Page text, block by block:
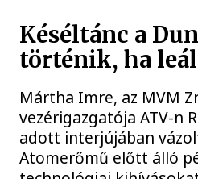
Késéltánc a
történik, ha
Mártha Imre, az MVM
vezérigazgatója ATV-n
adott interjújában
Atomerőmű előtt álló